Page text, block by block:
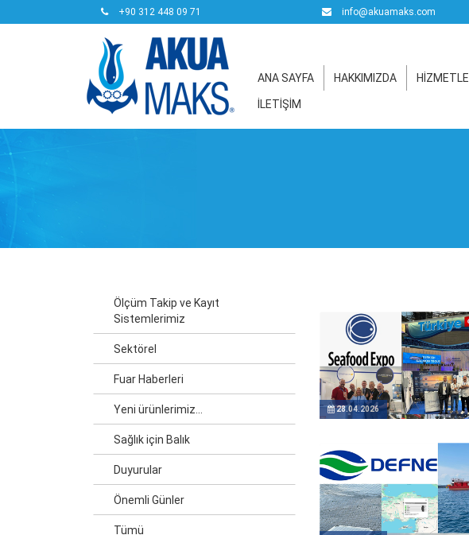
+90 312 448 09 71 info@akuamaks.com
ANA SAYFA HAKKIMIZDA
İLETİŞİM
Ölçüm Takip ve Kayıt
Sistemlerimiz
Sektörel
Fuar Haberleri
Yeni ürünlerimiz...
Sağlık için Balık
Duyurular
Önemli Günler
Tümü
28.04.2026